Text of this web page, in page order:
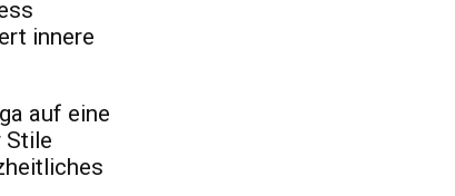
innere
auf eine
Stile